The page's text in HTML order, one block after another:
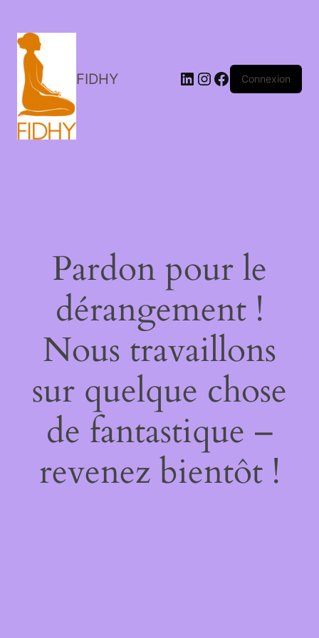
FIDHY LinkedIn
Instagram
Facebook
Connexion
Pardon pour le
dérangement !
Nous travaillons
sur quelque chose
de fantastique –
revenez bientôt !